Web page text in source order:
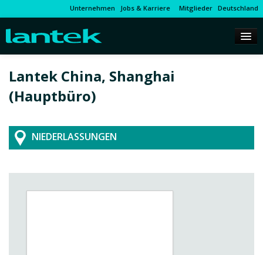
Unternehmen Jobs & Karriere Mitglieder Deutschland
Lantek China, Shanghai
(Hauptbüro)
NIEDERLASSUNGEN